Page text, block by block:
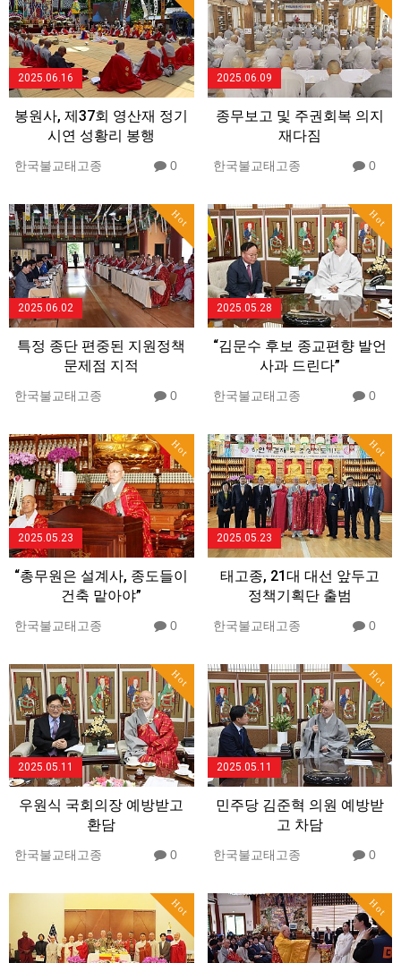
2025.06.16
봉원사, 제37회 영산재 정기
시연 성황리 봉행
한국불교태고종 0
2025.06.09
종무보고 및 주권회복 의지
재다짐
한국불교태고종 0
Hot
2025.06.02
특정 종단 편중된 지원정책
문제점 지적
한국불교태고종 0
Hot
2025.05.28
“김문수 후보 종교편향 발언
사과 드린다”
한국불교태고종 0
Hot
2025.05.23
“총무원은 설계사, 종도들이
건축 맡아야”
한국불교태고종 0
Hot
2025.05.23
태고종, 21대 대선 앞두고
정책기획단 출범
한국불교태고종 0
Hot
2025.05.11
우원식 국회의장 예방받고
환담
한국불교태고종 0
Hot
2025.05.11
민주당 김준혁 의원 예방받
고 차담
한국불교태고종 0
Hot Hot